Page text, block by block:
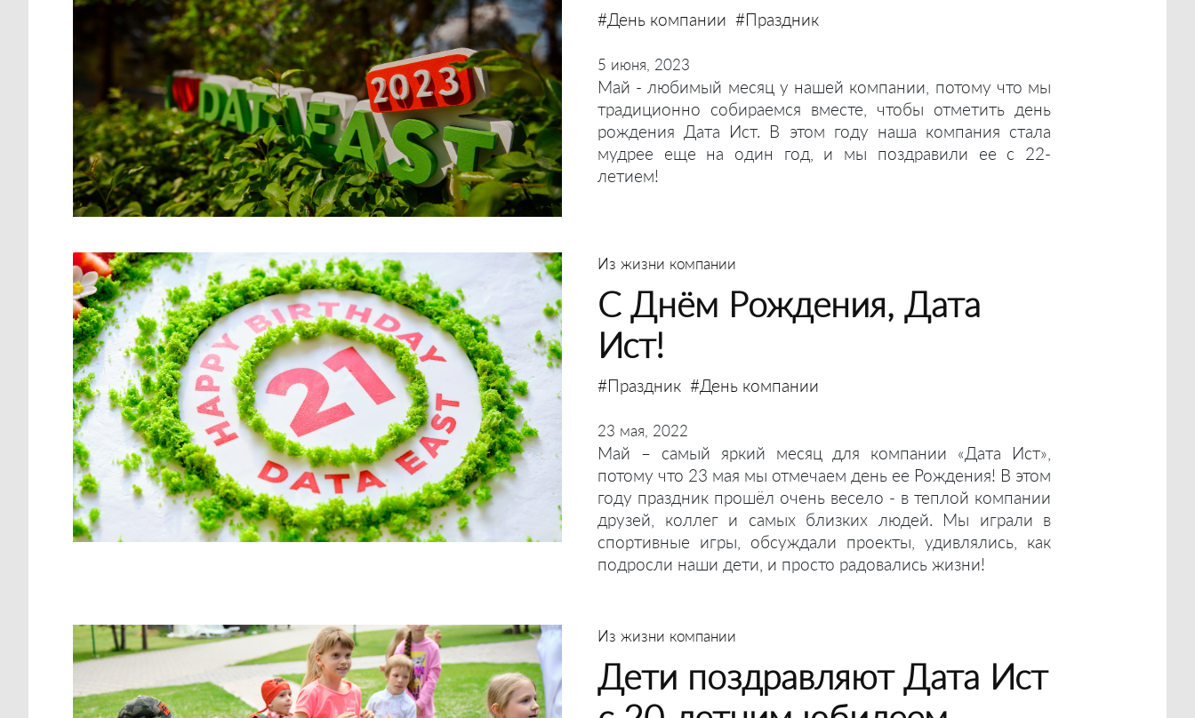
#День компании #Праздник
5 июня, 2023
Май - любимый месяц у нашей компании, потому что мы
традиционно собираемся вместе, чтобы отметить день
рождения Дата Ист. В этом году наша компания стала
мудрее еще на один год, и мы поздравили ее с 22-
летием!
Из жизни компании
С Днём Рождения, Дата
Ист!
#Праздник #День компании
23 мая, 2022
Май – самый яркий месяц для компании «Дата Ист»,
потому что 23 мая мы отмечаем день ее Рождения! В этом
году праздник прошёл очень весело - в теплой компании
друзей, коллег и самых близких людей. Мы играли в
спортивные игры, обсуждали проекты, удивлялись, как
подросли наши дети, и просто радовались жизни!
Из жизни компании
Дети поздравляют Дата Ист